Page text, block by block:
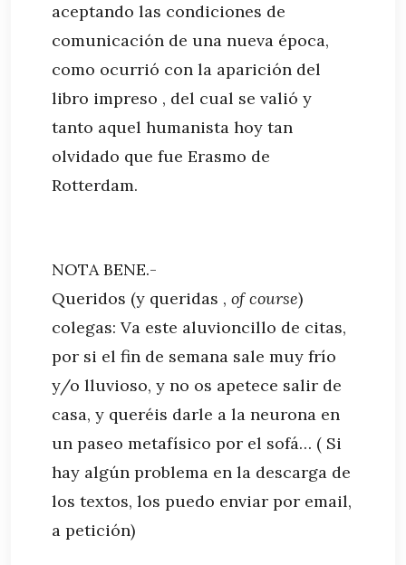
aceptando las condiciones de
comunicación de una nueva época,
como ocurrió con la aparición del
libro impreso , del cual se valió y
tanto aquel humanista hoy tan
olvidado que fue Erasmo de
Rotterdam.
NOTA BENE.-
Queridos (y queridas , of course)
colegas: Va este aluvioncillo de citas,
por si el fin de semana sale muy frío
y/o lluvioso, y no os apetece salir de
casa, y queréis darle a la neurona en
un paseo metafísico por el sofá… ( Si
hay algún problema en la descarga de
los textos, los puedo enviar por email,
a petición)